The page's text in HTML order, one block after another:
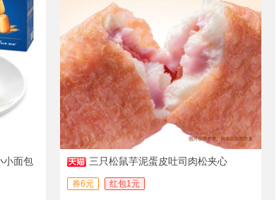
小面包 三只松鼠芋泥蛋皮吐司肉松夹心
券6元 红包1元